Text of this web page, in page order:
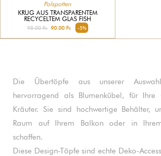
Polspotten
KRUG AUS TRANSPARENTEM
RECYCELTEM GLAS FISH
95.00 Fr.90.00 Fr. -5%
Die Übertöpfe aus unserer
hervorragend als Blumenkübel, für Ihre
Kräuter. Sie sind hochwertige Behälter,
Raum auf Ihrem Balkon oder in
schaffen.
Diese Design-Töpfe sind echte Deko-